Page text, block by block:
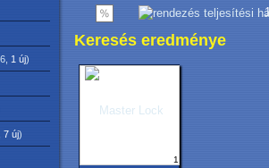
1 új)
7 új)
Keresés eredménye
1